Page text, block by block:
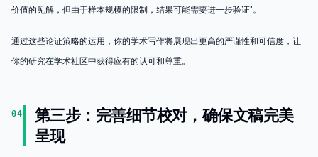
价值的见解，但由于样本规模的限制，结果可能需要进一步验证"。
通过这些论证策略的运用，你的学术写作将展现出更高的严谨性和可信度，让
你的研究在学术社区中获得应有的认可和尊重。
04
第三步：完善细节校对，确保文稿完美
呈现